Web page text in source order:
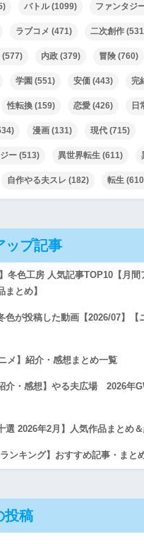
バトル(1099) ファンタジ
ラブコメ (471) 二次創作
(577) 内政 (379) 冒険 (760)
学園 (551) 安価 (443) 完
性転換 (159) 恋愛 (426) 日
漫画 (131) 現代 (715)
ー (513) 異世界転生 (611)
自作やる夫スレ (182) 転生
ップ記事
】冬色工房 人気記事TOP10【月
まとめ】
色が投稿した動画【2026/07】【
メ】紹介・感想まとめ一覧
紹介・感想】やる夫広場 2026年
選 2026年2月】人気作品まとめ
ランキング】おすすめ記事・まと
投稿